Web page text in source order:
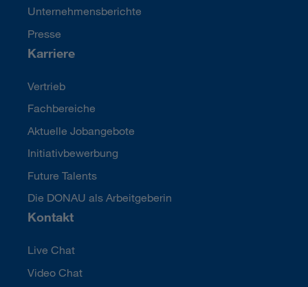
Unternehmensberichte
Presse
Karriere
Vertrieb
Fachbereiche
Aktuelle Jobangebote
Initiativbewerbung
Future Talents
Die DONAU als Arbeitgeberin
Kontakt
Live Chat
Video Chat